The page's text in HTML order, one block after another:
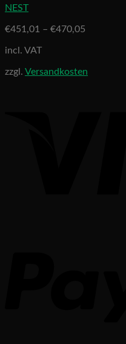
NEST
€451,01 – €470,05
incl. VAT
zzgl. Versandkosten